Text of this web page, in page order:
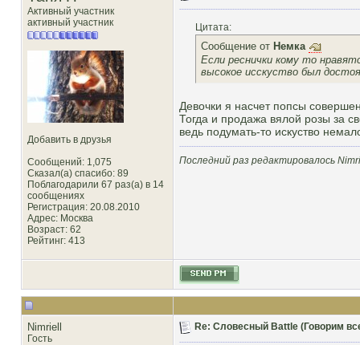
Активный участник
активный участник
Добавить в друзья
Сообщений: 1,075
Сказал(а) спасибо: 89
Поблагодарили 67 раз(а) в 14
сообщениях
Регистрация: 20.08.2010
Адрес: Москва
Возраст: 62
Рейтинг: 413
Цитата:
Сообщение от Немка
Если реснички кому то
высокое исскуство был
Девочки я насчет попсы
Тогда и продажа вялой розы за
ведь подумать-то искуство
Последний раз редактировалось
Nimriell
Гость
Re: Словесный Battle (Говорим